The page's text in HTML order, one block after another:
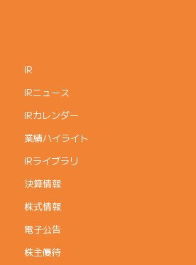
IR
IRニュース
IRカレンダー
業績ハイライト
IRライブラリ
決算情報
株式情報
電子公告
株主優待